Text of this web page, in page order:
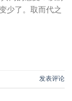
少了。取而代之
发表评论